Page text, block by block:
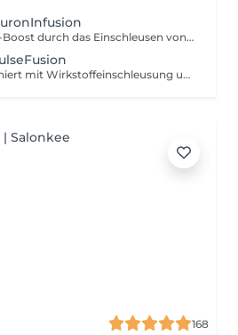
Intensiver Feuchtigkeits-Boost durch das Einschleusen von Hyaluronsäure mittels NIederschall. Für pralle, durchfeuchtete Haut.
Gewebsmassage kombiniert mit Wirkstoffeinschleusung und abschließender Versiegelung der Haut. Für maximale Pflege und Schutz.
168